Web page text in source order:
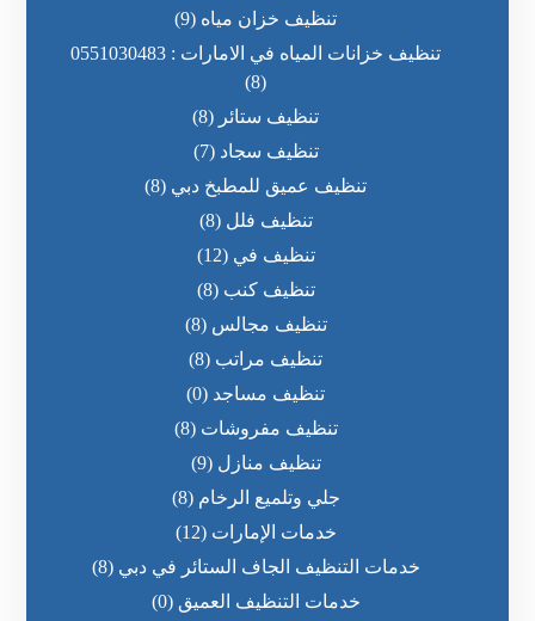
تنظيف خزان مياه (9)
تنظيف خزانات المياه في الامارات : 0551030483
(8)
تنظيف ستائر (8)
تنظيف سجاد (7)
تنظيف عميق للمطبخ دبي (8)
تنظيف فلل (8)
تنظيف في (12)
تنظيف كنب (8)
تنظيف مجالس (8)
تنظيف مراتب (8)
تنظيف مساجد (0)
تنظيف مفروشات (8)
تنظيف منازل (9)
جلي وتلميع الرخام (8)
خدمات الإمارات (12)
خدمات التنظيف الجاف الستائر في دبي (8)
خدمات التنظيف العميق (0)